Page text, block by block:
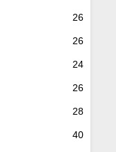
26
26
24
26
28
40